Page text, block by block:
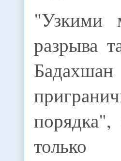
"Узкими
разрыва
только